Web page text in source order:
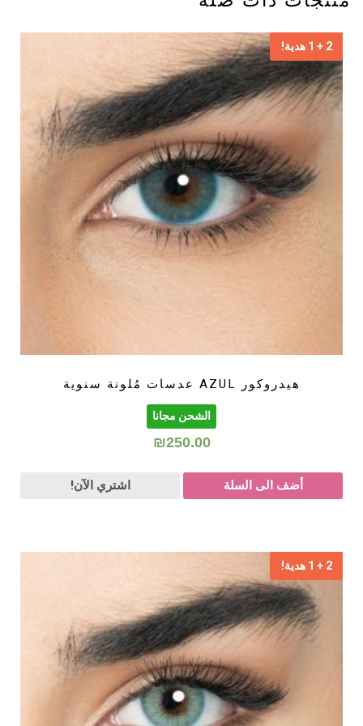
هيدروكور AZUL عدسات مُلونة سنوية
الشحن مجانا
2 + 1 هدية!
₪250.00
أضف الى السلة اشتري الآن!
2 + 1 هدية!